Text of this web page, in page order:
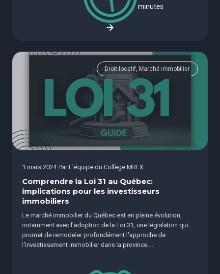
minutes
Droit locatif, Marché immobilier
1 mars 2024 Par L'équipe du Collège MREX
Comprendre la Loi 31 au Québec:
implications pour les investisseurs
immobiliers
Le marché immobilier du Québec est en pleine évolution,
notamment avec l'adoption de la Loi 31, une législation qui
promet de remodeler profondément l'approche de
l'investissement immobilier dans la province....